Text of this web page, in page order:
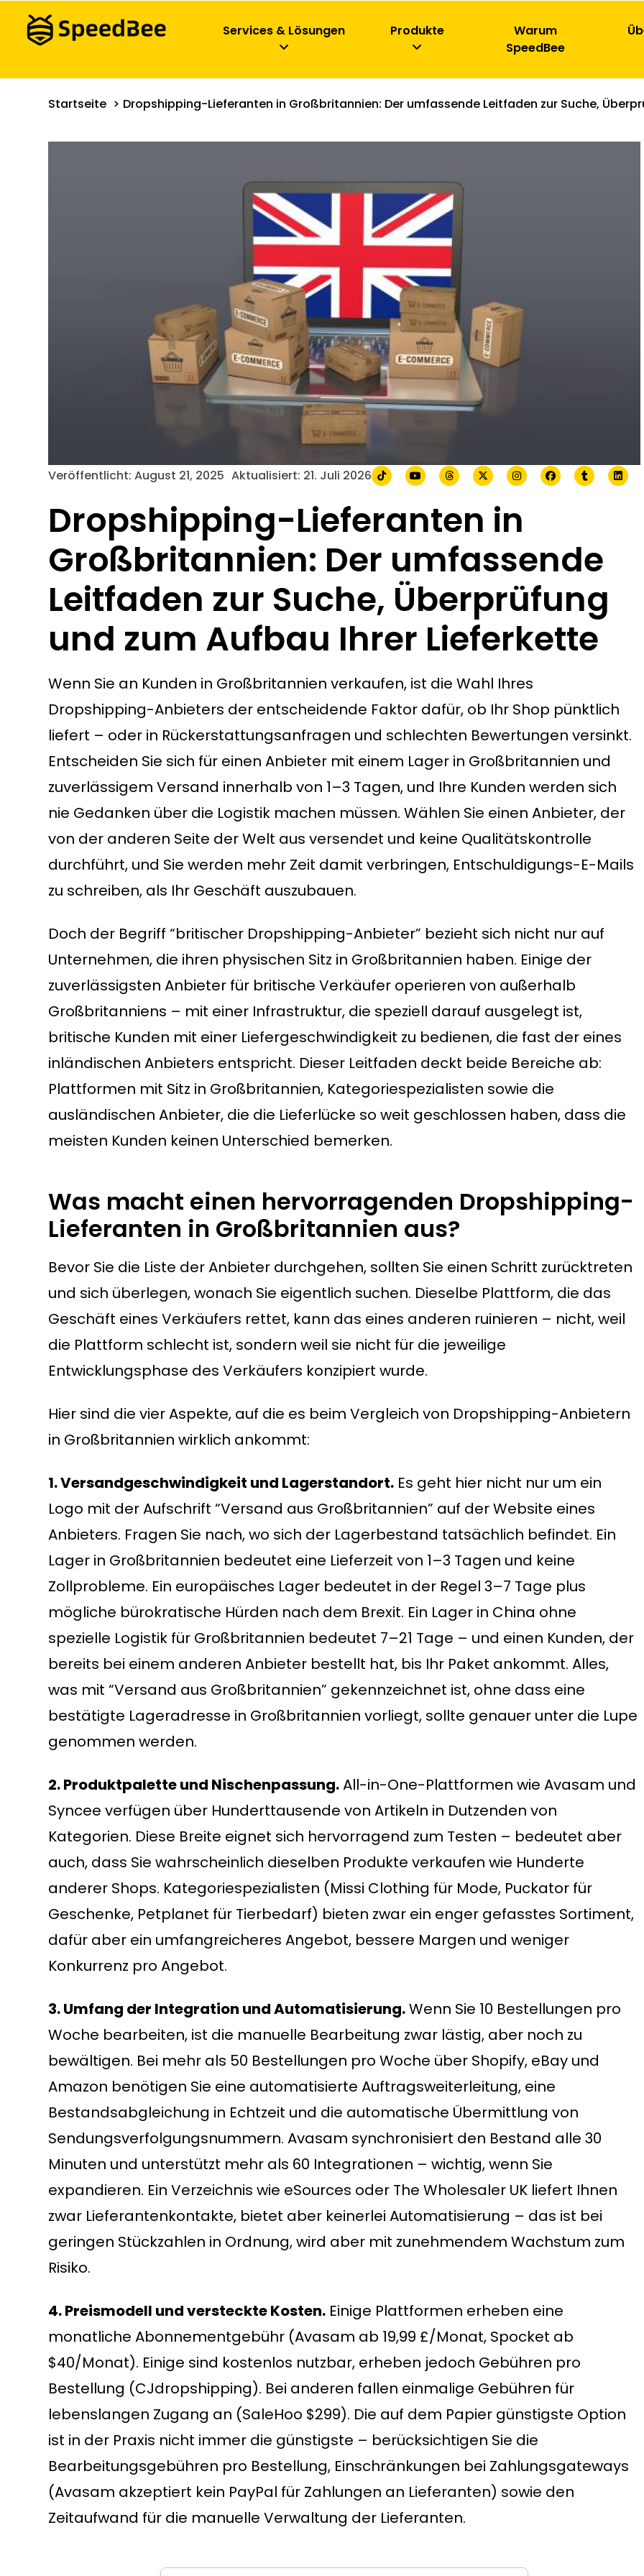
Services & Lösungen Produkte
Warum
SpeedBee
Startseite Dropshipping-Lieferanten in Großbritannien: Der umfassende Leitfaden zur Suche,
Veröffentlicht:August 21, 2025 Aktualisiert: 21. Juli 2026
Dropshipping-Lieferanten in
Großbritannien: Der umfassende
Leitfaden zur Suche, Überprüfung
und zum Aufbau Ihrer Lieferkette
Wenn Sie an Kunden in Großbritannien verkaufen, ist die Wahl Ihres
Dropshipping-Anbieters der entscheidende Faktor dafür, ob Ihr Shop pünktlich
liefert – oder in Rückerstattungsanfragen und schlechten Bewertungen versinkt.
Entscheiden Sie sich für einen Anbieter mit einem Lager in Großbritannien und
zuverlässigem Versand innerhalb von 1–3 Tagen, und Ihre Kunden werden sich
nie Gedanken über die Logistik machen müssen. Wählen Sie einen Anbieter, der
von der anderen Seite der Welt aus versendet und keine Qualitätskontrolle
durchführt, und Sie werden mehr Zeit damit verbringen, Entschuldigungs-E-Mails
zu schreiben, als Ihr Geschäft auszubauen.
Doch der Begriff “britischer Dropshipping-Anbieter” bezieht sich nicht nur auf
Unternehmen, die ihren physischen Sitz in Großbritannien haben. Einige der
zuverlässigsten Anbieter für britische Verkäufer operieren von außerhalb
Großbritanniens – mit einer Infrastruktur, die speziell darauf ausgelegt ist,
britische Kunden mit einer Liefergeschwindigkeit zu bedienen, die fast der eines
inländischen Anbieters entspricht. Dieser Leitfaden deckt beide Bereiche ab:
Plattformen mit Sitz in Großbritannien, Kategoriespezialisten sowie die
ausländischen Anbieter, die die Lieferlücke so weit geschlossen haben, dass die
meisten Kunden keinen Unterschied bemerken.
Was macht einen hervorragenden Dropshipping-
Lieferanten in Großbritannien aus?
Bevor Sie die Liste der Anbieter durchgehen, sollten Sie einen Schritt zurücktreten
und sich überlegen, wonach Sie eigentlich suchen. Dieselbe Plattform, die das
Geschäft eines Verkäufers rettet, kann das eines anderen ruinieren – nicht, weil
die Plattform schlecht ist, sondern weil sie nicht für die jeweilige
Entwicklungsphase des Verkäufers konzipiert wurde.
Hier sind die vier Aspekte, auf die es beim Vergleich von Dropshipping-Anbietern
in Großbritannien wirklich ankommt:
1. Versandgeschwindigkeit und Lagerstandort. Es geht hier nicht nur um ein
Logo mit der Aufschrift “Versand aus Großbritannien” auf der Website eines
Anbieters. Fragen Sie nach, wo sich der Lagerbestand tatsächlich befindet. Ein
Lager in Großbritannien bedeutet eine Lieferzeit von 1–3 Tagen und keine
Zollprobleme. Ein europäisches Lager bedeutet in der Regel 3–7 Tage plus
mögliche bürokratische Hürden nach dem Brexit. Ein Lager in China ohne
spezielle Logistik für Großbritannien bedeutet 7–21 Tage – und einen Kunden, der
bereits bei einem anderen Anbieter bestellt hat, bis Ihr Paket ankommt. Alles,
was mit “Versand aus Großbritannien” gekennzeichnet ist, ohne dass eine
bestätigte Lageradresse in Großbritannien vorliegt, sollte genauer unter die Lupe
genommen werden.
2. Produktpalette und Nischenpassung. All-in-One-Plattformen wie Avasam und
Syncee verfügen über Hunderttausende von Artikeln in Dutzenden von
Kategorien. Diese Breite eignet sich hervorragend zum Testen – bedeutet aber
auch, dass Sie wahrscheinlich dieselben Produkte verkaufen wie Hunderte
anderer Shops. Kategoriespezialisten (Missi Clothing für Mode, Puckator für
Geschenke, Petplanet für Tierbedarf) bieten zwar ein enger gefasstes Sortiment,
dafür aber ein umfangreicheres Angebot, bessere Margen und weniger
Konkurrenz pro Angebot.
3. Umfang der Integration und Automatisierung.Wenn Sie 10 Bestellungen pro
Woche bearbeiten, ist die manuelle Bearbeitung zwar lästig, aber noch zu
bewältigen. Bei mehr als 50 Bestellungen pro Woche über Shopify, eBay und
Amazon benötigen Sie eine automatisierte Auftragsweiterleitung, eine
Bestandsabgleichung in Echtzeit und die automatische Übermittlung von
Sendungsverfolgungsnummern. Avasam synchronisiert den Bestand alle 30
Minuten und unterstützt mehr als 60 Integrationen – wichtig, wenn Sie
expandieren. Ein Verzeichnis wie eSources oder The Wholesaler UK liefert Ihnen
zwar Lieferantenkontakte, bietet aber keinerlei Automatisierung – das ist bei
geringen Stückzahlen in Ordnung, wird aber mit zunehmendem Wachstum zum
Risiko.
4. Preismodell und versteckte Kosten. Einige Plattformen erheben eine
monatliche Abonnementgebühr (Avasam ab 19,99 £/Monat, Spocket ab
$40/Monat). Einige sind kostenlos nutzbar, erheben jedoch Gebühren pro
Bestellung (CJdropshipping). Bei anderen fallen einmalige Gebühren für
lebenslangen Zugang an (SaleHoo $299). Die auf dem Papier günstigste Option
ist in der Praxis nicht immer die günstigste – berücksichtigen Sie die
Bearbeitungsgebühren pro Bestellung, Einschränkungen bei Zahlungsgateways
(Avasam akzeptiert kein PayPal für Zahlungen an Lieferanten) sowie den
Zeitaufwand für die manuelle Verwaltung der Lieferanten.